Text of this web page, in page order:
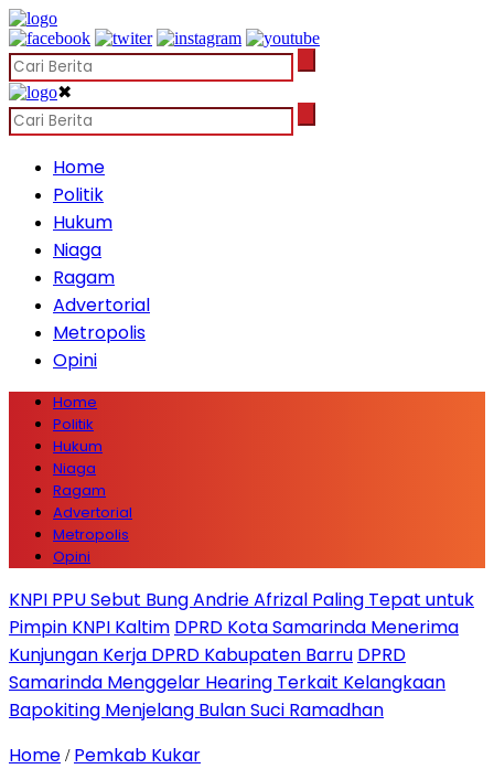
✖
Home
Politik
Hukum
Niaga
Ragam
Advertorial
Metropolis
Opini
Home
Politik
Hukum
Niaga
Ragam
Advertorial
Metropolis
Opini
KNPI PPU Sebut Bung Andrie Afrizal Paling Tepat untuk
Pimpin KNPI Kaltim DPRD Kota Samarinda Menerima
Kunjungan Kerja DPRD Kabupaten Barru DPRD
Samarinda Menggelar Hearing Terkait Kelangkaan
Bapokiting Menjelang Bulan Suci Ramadhan
Home / Pemkab Kukar